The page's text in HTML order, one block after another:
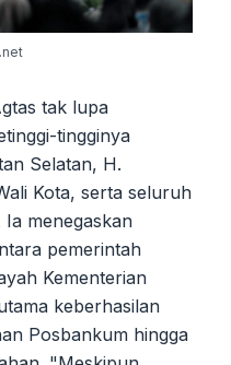
tak lupa
tingginya
Selatan, H.
Kota, serta seluruh
menegaskan
pemerintah
Kementerian
keberhasilan
Posbankum hingga